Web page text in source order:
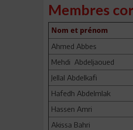
Membres
Nom et prénom
Ahmed Abbes
Mehdi Abdeljaoued
Jellal Abdelkafi
Hafedh Abdelmlak
Hassen Amri
Akissa Bahri